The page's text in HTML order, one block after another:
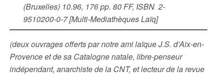
(Bruxelles) 10.96, 176 pp. 80 FF, ISBN 2-
9510200-0-7[Multi-Mediathèques Laïq]
(deux ouvrages offerts par notre ami laïque J.S. d’Aix-en-
Provence et de sa Catalogne natale, libre-penseur
indépendant, anarchiste de la CNT, et lecteur de la revue